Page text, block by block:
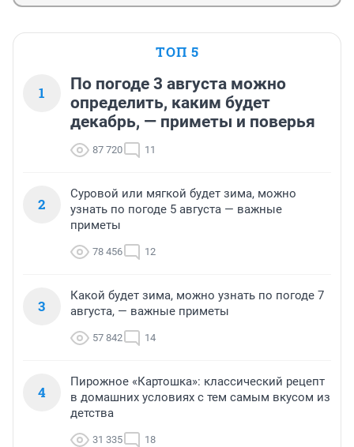
ТОП 5
1
По погоде 3 августа можно
определить, каким будет
декабрь, — приметы и поверья
87 720 11
2
Суровой или мягкой будет зима, можно
узнать по погоде 5 августа — важные
приметы
78 456 12
3
Какой будет зима, можно узнать по погоде 7
августа, — важные приметы
57 842 14
4
Пирожное «Картошка»: классический рецепт
в домашних условиях с тем самым вкусом из
детства
31 335 18